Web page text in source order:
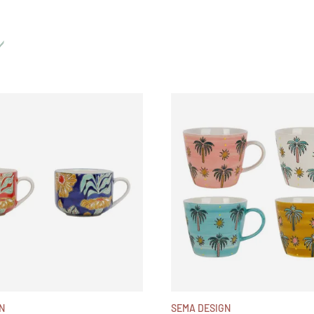
SEMA DESIGN